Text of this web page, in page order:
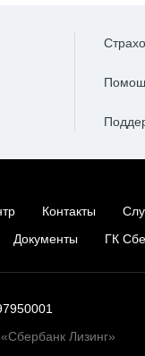
Контакты
Документы ГК
Лизинг»